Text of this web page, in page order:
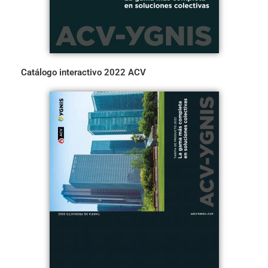
Catálogo interactivo 2022 ACV